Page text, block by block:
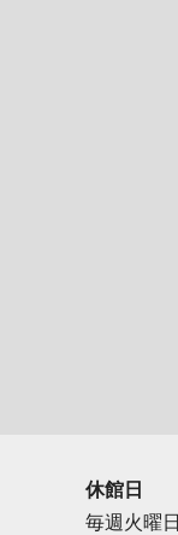
休館日
毎週火曜日